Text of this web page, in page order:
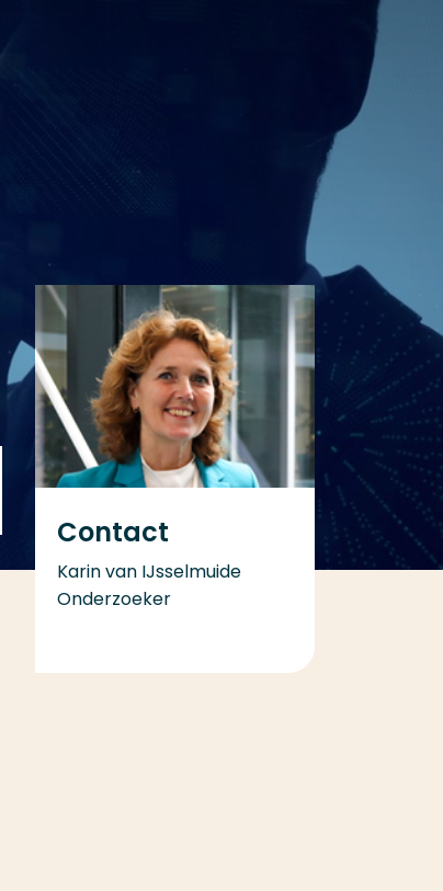
Contact
Karin van IJsselmuide
Onderzoeker